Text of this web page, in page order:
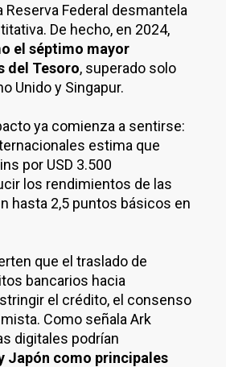
Federal desmantela
De hecho, en 2024,
el séptimo mayor
del Tesoro, superado solo
Unido y Singapur.
ya comienza a sentirse:
estima que
por USD 3.500
los rendimientos de las
hasta 2,5 puntos básicos en
que el traslado de
bancarios hacia
el crédito, el consenso
Como señala Ark
digitales podrían
Japón como principales